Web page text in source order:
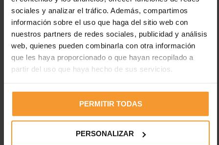
sociales y analizar el tráfico. Además, compartimos
información sobre el uso que haga del sitio web con
nuestros partners de redes sociales, publicidad y análisis
web, quienes pueden combinarla con otra información
que les haya proporcionado o que hayan recopilado a
partir del uso que haya hecho de sus servicios.
PERMITIR TODAS
PERSONALIZAR
LEER MÁS
Entradas recientes